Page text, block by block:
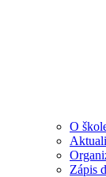
O
Zápis